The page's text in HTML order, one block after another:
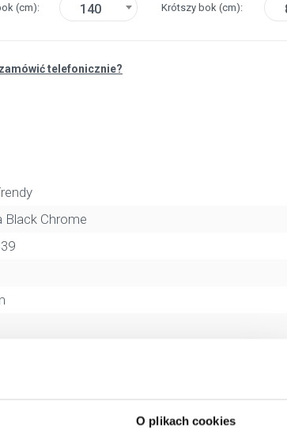
O plikach cookies
(cm) 140 Krótszy bok (cm)
telefonicznie?
Black Chrome